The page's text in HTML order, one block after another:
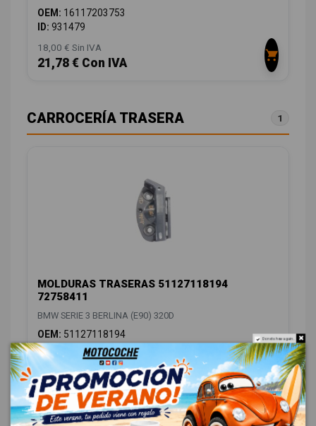
OEM: 16117203753
ID: 931479
18,00 € Sin IVA
21,78 € Con IVA
CARROCERÍA TRASERA 1
MOLDURAS TRASERAS 51127118194
72758411
BMW SERIE 3 BERLINA (E90) 320D
OEM: 51127118194
ID: 1055864
12,00 € Sin IVA
14,52 € Con IVA
Do not show again.